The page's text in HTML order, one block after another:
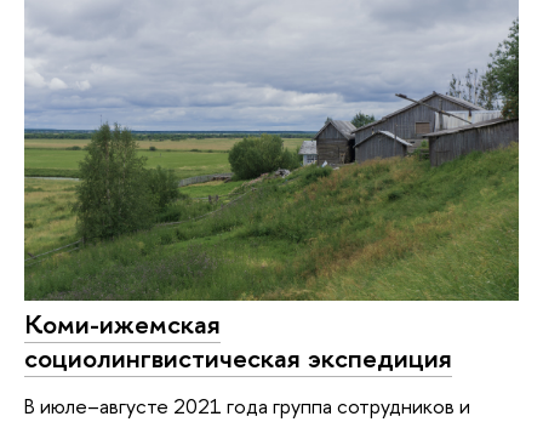
Коми-ижемская
социолингвистическая экспедиция
В июле–августе 2021 года группа сотрудников и